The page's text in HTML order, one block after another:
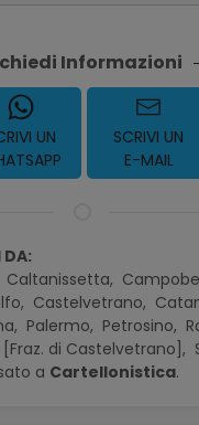
Informazioni
UN
SCRIVI UN
E-MAIL
DA:
Caltanissetta,
Castelvetrano,
Palermo, Petrosino,
di Castelvetrano],
a Cartellonistica.